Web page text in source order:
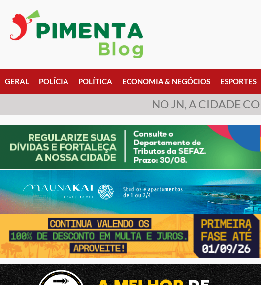
GERAL POLÍCIA POLÍTICA ECONOMIA & NEGÓCIOS ESPORTES
NO JN, A CIDADE